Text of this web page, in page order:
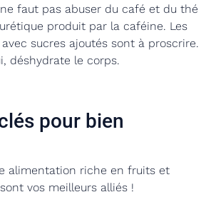
faut pas abuser du café et du thé
produit par la caféine. Les
sucres ajoutés sont à proscrire.
déshydrate le corps.
pour bien
alimentation riche en fruits et
vos meilleurs alliés !